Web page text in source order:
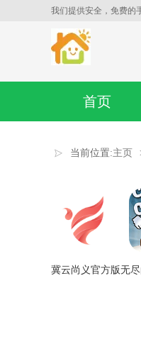
我们提供安全，免费的
首页
当前位置:主页
冀云尚义官方版无